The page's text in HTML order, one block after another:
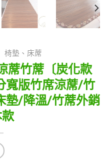
椅墊、床蓆
蓆竹蓆〔炭化款
寬版竹席涼蓆/竹
墊/降溫/竹蓆外銷